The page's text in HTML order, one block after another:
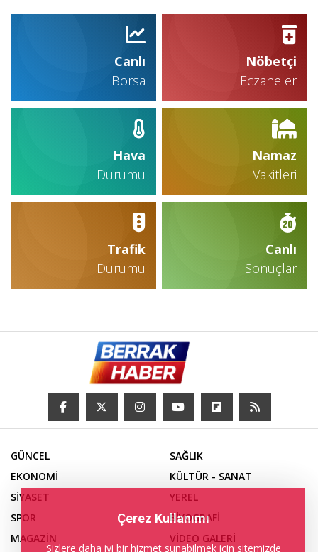
Canlı
Borsa
Nöbetçi
Eczaneler
Hava
Durumu
Namaz
Vakitleri
Trafik
Durumu
Canlı
Sonuçlar
GÜNCEL
EKONOMİ
SİYASET
SPOR
MAGAZİN
SAĞLIK
KÜLTÜR - SANAT
YEREL
BİYOGRAFİ
VİDEO GALERİ
Çerez Kullanımı
Sizlere daha iyi bir hizmet sunabilmek için sitemizde